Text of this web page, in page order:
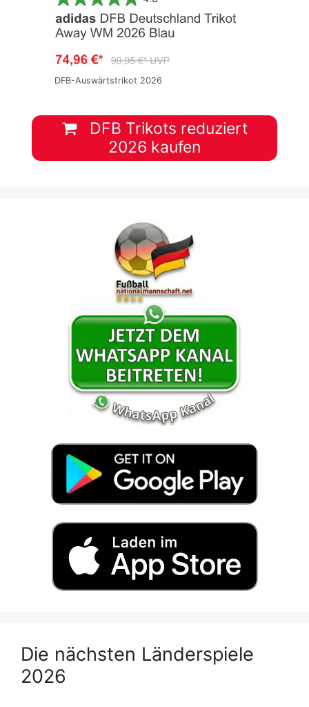
DFB-Auswärtstrikot 2026
DFB Trikots reduziert
2026 kaufen
Die nächsten Länderspiele
2026